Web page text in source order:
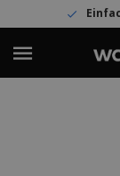
Einfache